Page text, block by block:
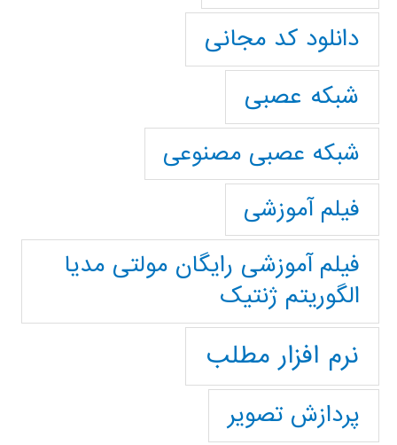
دانلود کد مجانی
شبکه عصبی
شبکه عصبی مصنوعی
فیلم آموزشی
فیلم آموزشی رایگان مولتی مدیا
الگوریتم ژنتیک
نرم افزار مطلب
پردازش تصویر